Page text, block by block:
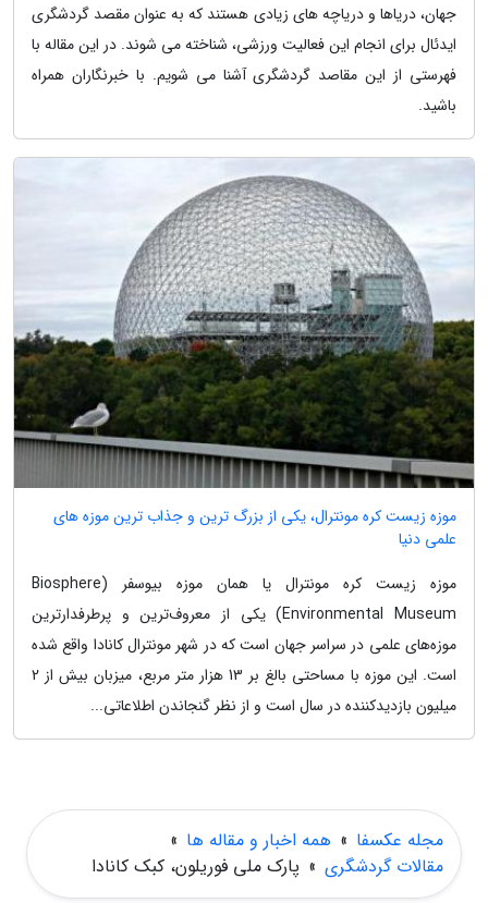
جهان، دریاها و دریاچه های زیادی هستند که به عنوان مقصد گردشگری
ایدئال برای انجام این فعالیت ورزشی، شناخته می شوند. در این مقاله با
فهرستی از این مقاصد گردشگری آشنا می شویم. با خبرنگاران همراه
باشید.
موزه زیست کره مونترال، یکی از بزرگ ترین و جذاب ترین موزه های
علمی دنیا
موزه زیست کره مونترال یا همان موزه بیوسفر (Biosphere
Environmental Museum) یکی از معروف‌ترین و پرطرفدارترین
موزه‌های علمی در سراسر جهان است که در شهر مونترال کانادا واقع شده
است. این موزه با مساحتی بالغ بر 13 هزار متر مربع، میزبان بیش از 2
میلیون بازدیدکننده در سال است و از نظر گنجاندن اطلاعاتی...
مجله عکسفا » همه اخبار و مقاله ها »
مقالات گردشگری » پارک ملی فوریلون، کبک کانادا